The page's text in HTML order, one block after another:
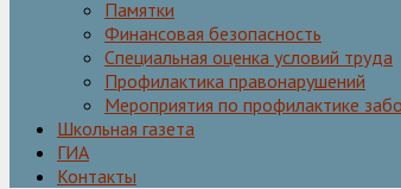
Памятки
Финансовая безопасность
Специальная оценка условий труда
Профилактика правонарушений
Мероприятия по профилактике
Школьная газета
ГИА
Контакты